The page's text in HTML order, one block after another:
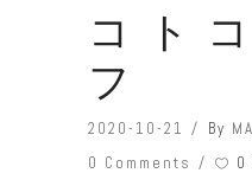
コト
フ
2020-10-21 By
0 Comments
0